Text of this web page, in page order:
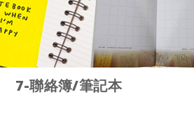
7-聯絡簿/筆記本